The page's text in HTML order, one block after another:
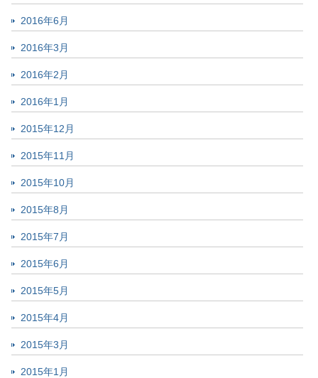
2016年6月
2016年3月
2016年2月
2016年1月
2015年12月
2015年11月
2015年10月
2015年8月
2015年7月
2015年6月
2015年5月
2015年4月
2015年3月
2015年1月